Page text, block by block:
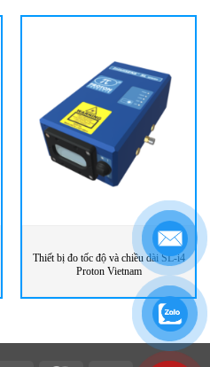
Thiết bị đo tốc độ và chiều dài SL-i4
Proton Vietnam